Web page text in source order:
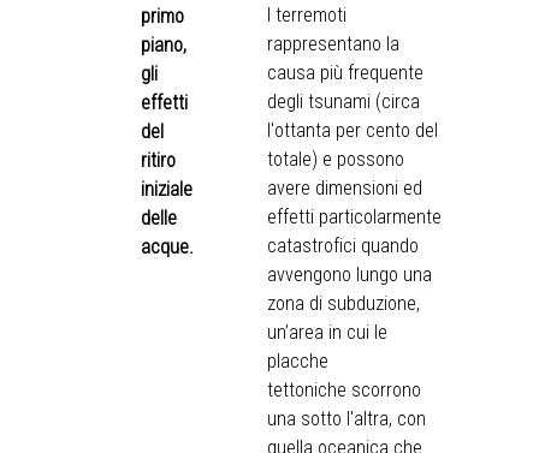
primo
piano,
gli
effetti
del
ritiro
iniziale
delle
acque.
I terremoti
rappresentano la
causa più frequente
degli tsunami (circa
l'ottanta per cento del
totale) e possono
avere dimensioni ed
effetti particolarmente
catastrofici quando
avvengono lungo una
zona di subduzione,
un’area in cui le
placche
tettoniche scorrono
una sotto l'altra, con
quella oceanica che